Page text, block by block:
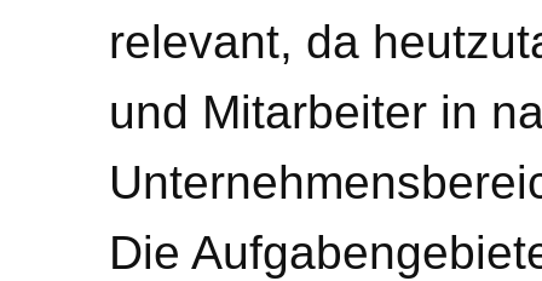
relevant, da
und Mitarbeiter in
Die